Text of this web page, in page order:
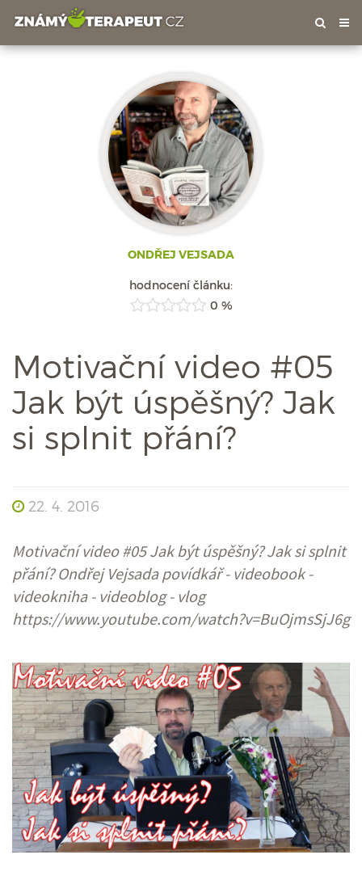
ONDŘEJ VEJSADA
hodnocení článku:
0 %
Motivační video #05
Jak být úspěšný? Jak
si splnit přání?
22. 4. 2016
Motivační video #05 Jak být úspěšný? Jak si splnit
přání? Ondřej Vejsada povídkář - videobook -
videokniha - videoblog - vlog
https://www.youtube.com/watch?v=BuOjmsSjJ6g